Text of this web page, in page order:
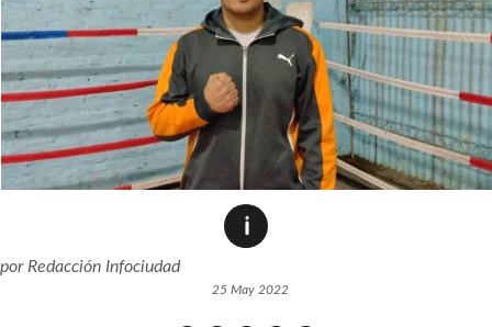
porRedacción Infociudad
25 May 2022